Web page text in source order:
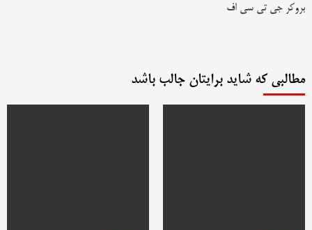
بروکر جی تی سی اف
مطالبی که شاید برایتان جالب باشد